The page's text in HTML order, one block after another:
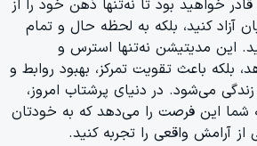
خواهید بود تا نه‌تنها ذهن خود را از
آزاد کنید، بلکه به لحظه حال و تمام
این مدیتیشن نه‌تنها استرس و
بلکه باعث تقویت تمرکز، بهبود روابط و
می‌شود. در دنیای پرشتاب امروز،
شما این فرصت را می‌دهد که به خودتان
آرامش واقعی را تجربه کنید.